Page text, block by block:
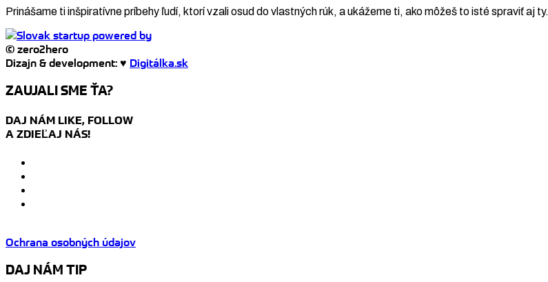
Prinášame ti inšpiratívne príbehy ľudí, ktorí vzali osud do vlastných rúk, a ukážeme ti, ako môžeš to isté spraviť aj ty.
© zero2hero
Dizajn & development: ♥ Digitálka.sk
ZAUJALI SME ŤA?
DAJ NÁM LIKE, FOLLOW
A ZDIEĽAJ NÁS!
Ochrana osobných údajov
DAJ NÁM TIP